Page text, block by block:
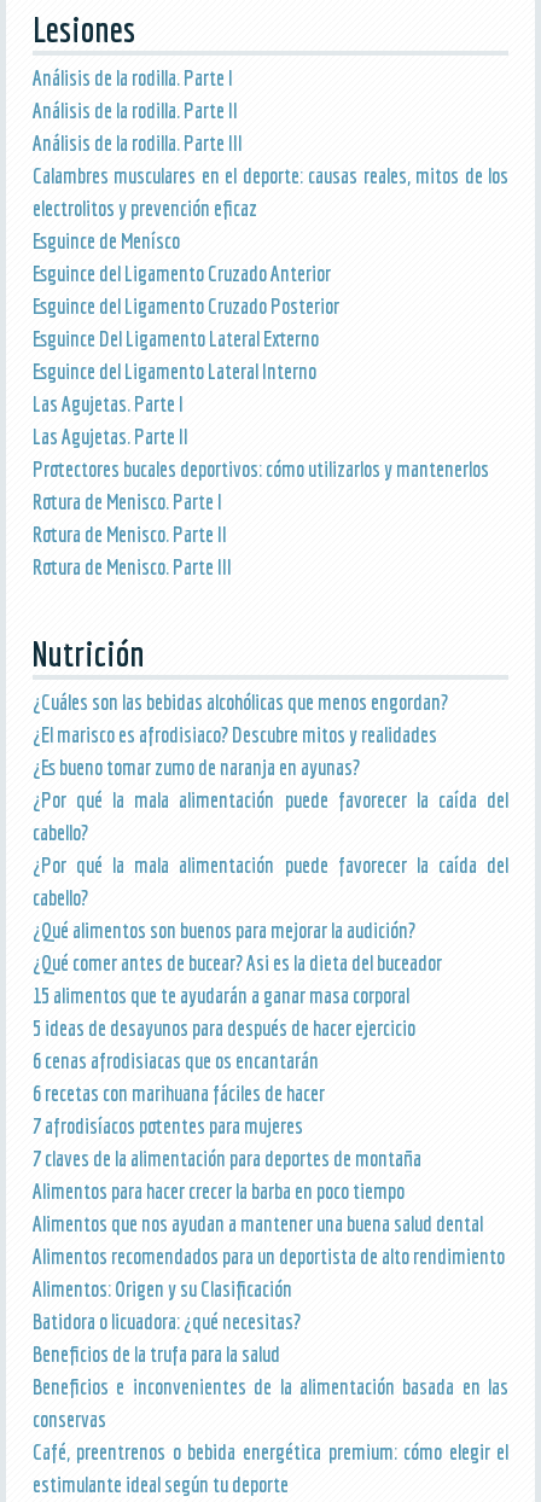
Lesiones
Análisis de la rodilla. Parte I
Análisis de la rodilla. Parte II
Análisis de la rodilla. Parte III
Calambres musculares en el deporte: causas reales, mitos de los
electrolitos y prevención eficaz
Esguince de Menísco
Esguince del Ligamento Cruzado Anterior
Esguince del Ligamento Cruzado Posterior
Esguince Del Ligamento Lateral Externo
Esguince del Ligamento Lateral Interno
Las Agujetas. Parte I
Las Agujetas. Parte II
Protectores bucales deportivos: cómo utilizarlos y mantenerlos
Rotura de Menisco. Parte I
Rotura de Menisco. Parte II
Rotura de Menisco. Parte III
Nutrición
¿Cuáles son las bebidas alcohólicas que menos engordan?
¿El marisco es afrodisiaco? Descubre mitos y realidades
¿Es bueno tomar zumo de naranja en ayunas?
¿Por qué la mala alimentación puede favorecer la caída del
cabello?
¿Por qué la mala alimentación puede favorecer la caída del
cabello?
¿Qué alimentos son buenos para mejorar la audición?
¿Qué comer antes de bucear? Asi es la dieta del buceador
15 alimentos que te ayudarán a ganar masa corporal
5 ideas de desayunos para después de hacer ejercicio
6 cenas afrodisiacas que os encantarán
6 recetas con marihuana fáciles de hacer
7 afrodisíacos potentes para mujeres
7 claves de la alimentación para deportes de montaña
Alimentos para hacer crecer la barba en poco tiempo
Alimentos que nos ayudan a mantener una buena salud dental
Alimentos recomendados para un deportista de alto rendimiento
Alimentos: Origen y su Clasificación
Batidora o licuadora: ¿qué necesitas?
Beneficios de la trufa para la salud
Beneficios e inconvenientes de la alimentación basada en las
conservas
Café, preentrenos o bebida energética premium: cómo elegir el
estimulante ideal según tu deporte